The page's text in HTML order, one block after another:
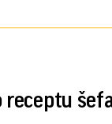
receptu